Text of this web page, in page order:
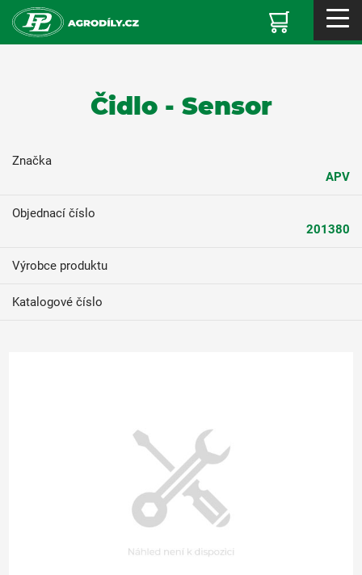
Čidlo - Sensor
Značka
APV
Objednací číslo
201380
Výrobce produktu
Katalogové číslo